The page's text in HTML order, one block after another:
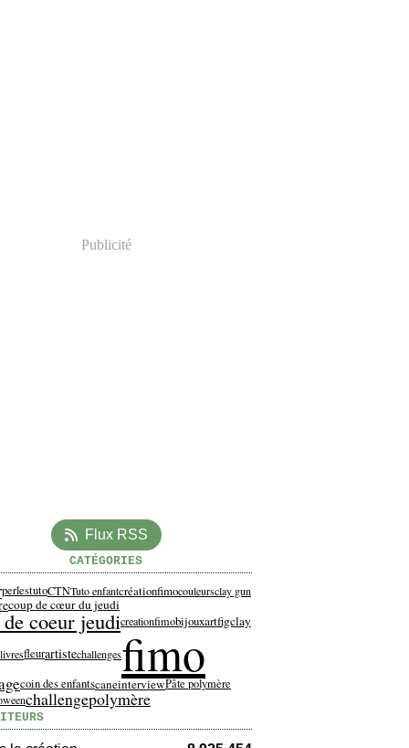
Publicité
Flux RSS
CATÉGORIES
perlestutoCTNTuto enfantcréationfimocouleursclay gun
coup de cœur du jeudi
coeur jeudicreationfimobijouxartfigclay
livresfleurartistechallengesfimo
coin des enfantscaneinterviewPâte polymère
challengepolymère